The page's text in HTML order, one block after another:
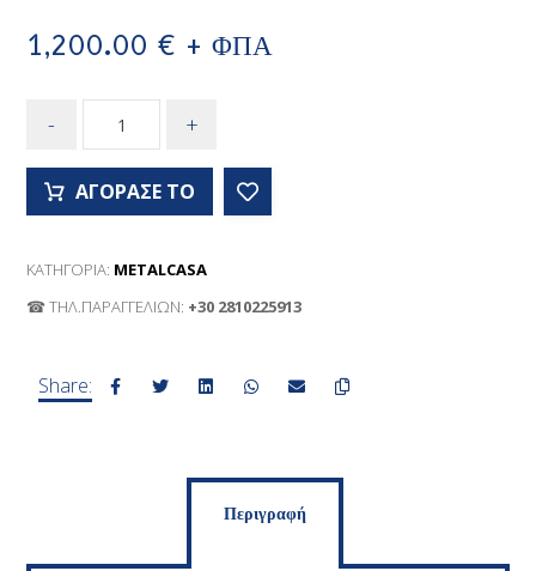
1,200.00€ + ΦΠΑ
- +
ΑΓΟΡΑΣΕ ΤΟ
ΚΑΤΗΓΟΡΊΑ: METALCASA
☎ ΤΗΛ.ΠΑΡΑΓΓΕΛΙΩΝ: +30 2810225913
Περιγραφή